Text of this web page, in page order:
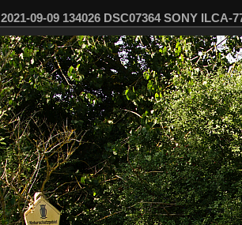
2021-09-09 134026 DSC07364 SONY ILCA-